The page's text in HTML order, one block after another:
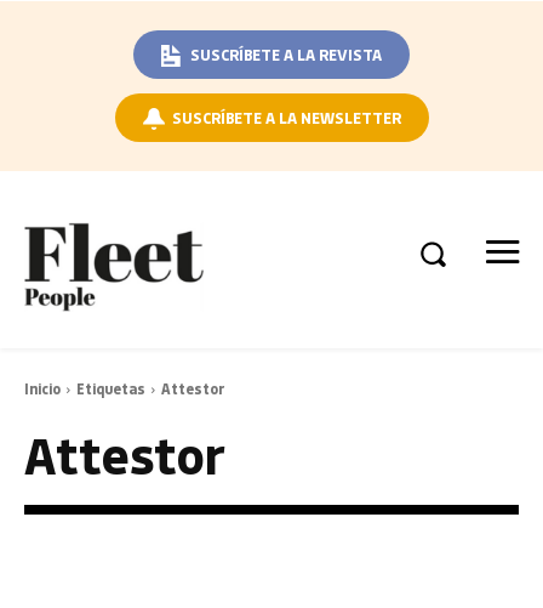
SUSCRÍBETE A LA REVISTA
SUSCRÍBETE A LA NEWSLETTER
Inicio Etiquetas Attestor
Attestor